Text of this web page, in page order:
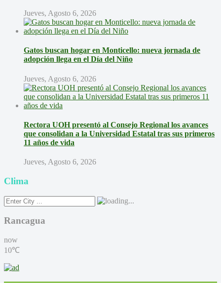
Jueves, Agosto 6, 2026
Gatos buscan hogar en Monticello: nueva jornada de
adopción llega en el Día del Niño
Jueves, Agosto 6, 2026
Rectora UOH presentó al Consejo Regional los avances
que consolidan a la Universidad Estatal tras sus primeros
11 años de vida
Jueves, Agosto 6, 2026
Clima
Rancagua
now
10℃